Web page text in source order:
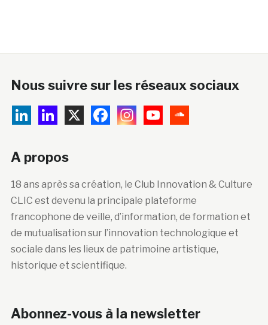
Nous suivre sur les réseaux sociaux
A propos
18 ans après sa création, le Club Innovation & Culture
CLIC est devenu la principale plateforme
francophone de veille, d’information, de formation et
de mutualisation sur l’innovation technologique et
sociale dans les lieux de patrimoine artistique,
historique et scientifique.
Abonnez-vous à la newsletter